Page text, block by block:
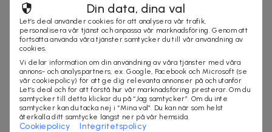
Säljes av
StylingAgenten
Organisationsnummer:556797-9819
SLUTSÅLD
Din data, dina val
Let’s deal använder cookies för att analysera vår trafik,
personalisera vår tjänst och anpassa vår marknadsföring. Genom att
fortsätta använda våra tjänster samtycker du till vår användning av
cookies.
Vi delar information om din användning av våra tjänster med våra
annons- och analyspartners, ex. Google, Facebook och Microsoft (se
vår cookiepolicy) för att ge dig relevanta annonser på och utanför
Let’s deal och för att förstå hur vår marknadsföring presterar. Om du
samtycker till detta klickar du på “Jag samtycker”. Om du inte
samtycker kan du tacka nej i “Mina val”. Du kan när som helst
återkalla ditt samtycke längst ner på vår hemsida.
Cookiepolicy Integritetspolicy